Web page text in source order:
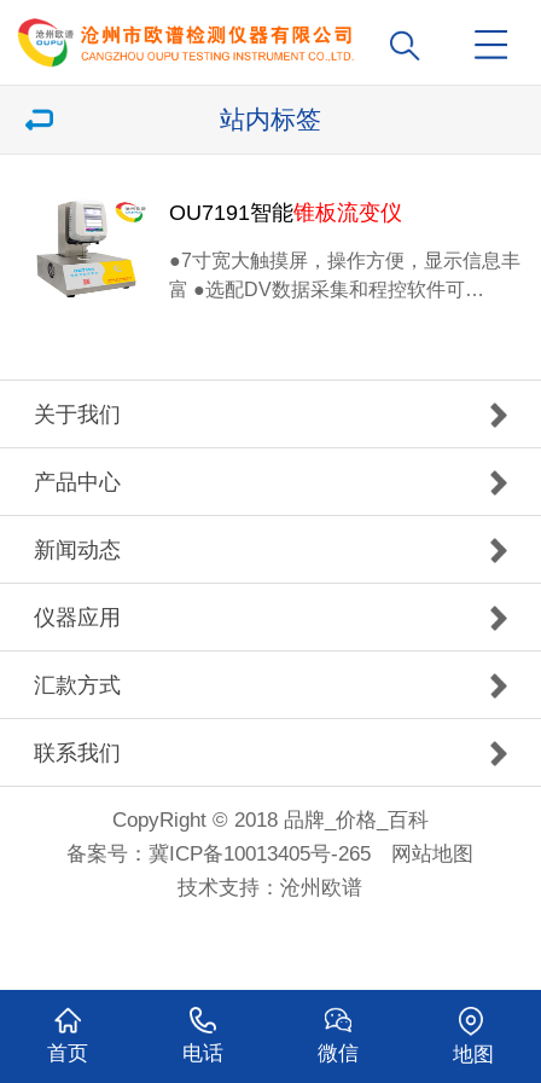
站内标签
OU7191智能锥板流变仪
●7寸宽大触摸屏，操作方便，显示信息丰
富 ●选配DV数据采集和程控软件可…
关于我们
产品中心
新闻动态
仪器应用
汇款方式
联系我们
CopyRight © 2018 品牌_价格_百科
备案号：冀ICP备10013405号-265
网站地图
技术支持：沧州欧谱
首页 电话 微信 地图